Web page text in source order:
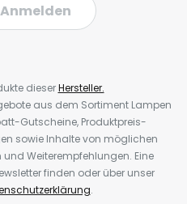
Anmelden
dieserHersteller.
aus dem Sortiment Lampen
Gutscheine, Produktpreis-
sowie Inhalte von möglichen
Weiterempfehlungen. Eine
finden oder über unser
.